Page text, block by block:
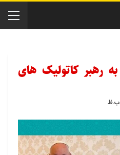
رهبر کاتولیک های